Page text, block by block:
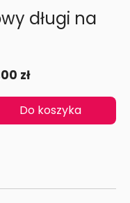
długi na
zł
Do koszyka